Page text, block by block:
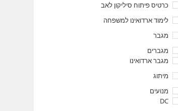
כרטיס פיתוח סיליקון לאב
לימוד ארדואינו למשפחה
מגבר
מגברים
מגבר ארדואינו
מיתוג
מנועים
DC